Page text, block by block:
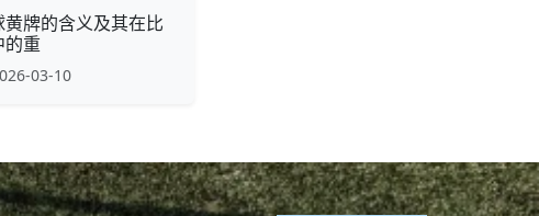
黄牌的含义及其在比
的重
03-10